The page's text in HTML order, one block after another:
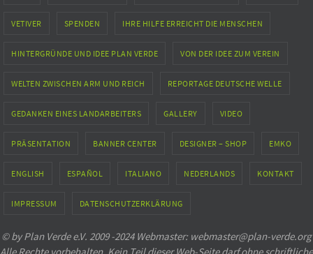
VETIVER SPENDEN IHRE HILFE ERREICHT DIE MENSCHEN
HINTERGRÜNDE UND IDEE PLAN VERDE VON DER IDEE ZUM VEREIN
WELTEN ZWISCHEN ARM UND REICH REPORTAGE DEUTSCHE WELLE
GEDANKEN EINES LANDARBEITERS GALLERY VIDEO
PRÄSENTATION BANNER CENTER DESIGNER – SHOP EMKO
ENGLISH ESPAÑOL ITALIANO NEDERLANDS KONTAKT
IMPRESSUM DATENSCHUTZERKLÄRUNG
© by Plan Verde e.V. 2009 -2024 Webmaster: webmaster@plan-verde.org